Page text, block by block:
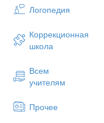
Логопедия
Коррекционная
школа
Всем
учителям
Прочее